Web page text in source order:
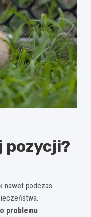
pozycji?
nawet podczas
problemu